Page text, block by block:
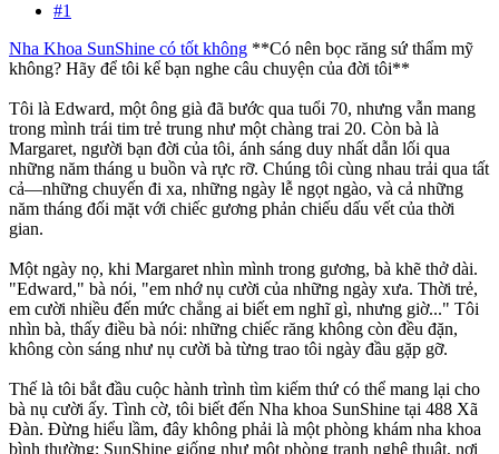
#1
Nha Khoa SunShine có tốt không **Có nên bọc răng sứ thẩm mỹ
không? Hãy để tôi kể bạn nghe câu chuyện của đời tôi**
Tôi là Edward, một ông già đã bước qua tuổi 70, nhưng vẫn mang
trong mình trái tim trẻ trung như một chàng trai 20. Còn bà là
Margaret, người bạn đời của tôi, ánh sáng duy nhất dẫn lối qua
những năm tháng u buồn và rực rỡ. Chúng tôi cùng nhau trải qua tất
cả—những chuyến đi xa, những ngày lễ ngọt ngào, và cả những
năm tháng đối mặt với chiếc gương phản chiếu dấu vết của thời
gian.
Một ngày nọ, khi Margaret nhìn mình trong gương, bà khẽ thở dài.
"Edward," bà nói, "em nhớ nụ cười của những ngày xưa. Thời trẻ,
em cười nhiều đến mức chẳng ai biết em nghĩ gì, nhưng giờ..." Tôi
nhìn bà, thấy điều bà nói: những chiếc răng không còn đều đặn,
không còn sáng như nụ cười bà từng trao tôi ngày đầu gặp gỡ.
Thế là tôi bắt đầu cuộc hành trình tìm kiếm thứ có thể mang lại cho
bà nụ cười ấy. Tình cờ, tôi biết đến Nha khoa SunShine tại 488 Xã
Đàn. Đừng hiểu lầm, đây không phải là một phòng khám nha khoa
bình thường; SunShine giống như một phòng tranh nghệ thuật, nơi